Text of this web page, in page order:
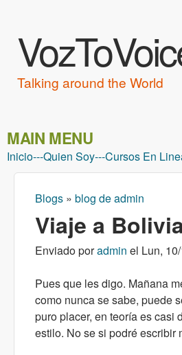
Talking around the World
MAIN MENU
Inicio---Quien Soy---Cursos En
Usted está aquí
Blogs » blog de admin
Viaje a
Enviado poradmin el Lun,
Pues que les digo. Mañana
como nunca se sabe, puede
puro placer, en teoría es casi
estilo. No se si podré escribir